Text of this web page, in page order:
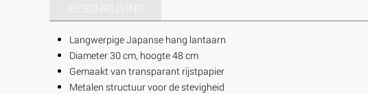
BESCHRIJVING
Langwerpige Japanse hang lantaarn
Diameter 30 cm, hoogte 48 cm
Gemaakt van transparant rijstpapier
Metalen structuur voor de stevigheid